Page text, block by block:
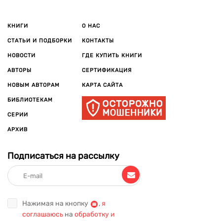
КНИГИ
СТАТЬИ И ПОДБОРКИ
НОВОСТИ
АВТОРЫ
НОВЫМ АВТОРАМ
БИБЛИОТЕКАМ
СЕРИИ
АРХИВ
О НАС
КОНТАКТЫ
ГДЕ КУПИТЬ КНИГИ
СЕРТИФИКАЦИЯ
КАРТА САЙТА
Подписаться на рассылку
Нажимая на кнопку , я
соглашаюсь на обработку и